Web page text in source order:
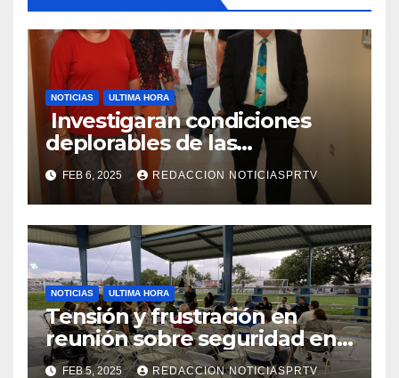
NOTICIAS ULTIMA HORA
Investigaran condiciones
deplorables de las
facilidades el Departamento
de la Salud en Mayagüez
FEB 6, 2025 REDACCION NOTICIASPRTV
NOTICIAS ULTIMA HORA
Tensión y frustración en
reunión sobre seguridad en
Reparto Metropolitano
FEB 5, 2025 REDACCION NOTICIASPRTV